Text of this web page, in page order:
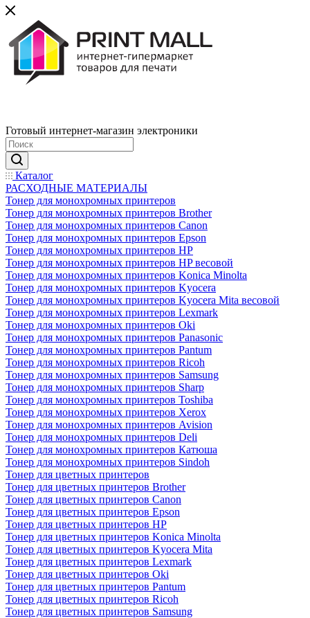
Готовый интернет-магазин электроники
Каталог
РАСХОДНЫЕ МАТЕРИАЛЫ
Тонер для монохромных принтеров
Тонер для монохромных принтеров Brother
Тонер для монохромных принтеров Canon
Тонер для монохромных принтеров Epson
Тонер для монохромных принтеров HP
Тонер для монохромных принтеров HP весовой
Тонер для монохромных принтеров Konica Minolta
Тонер для монохромных принтеров Kyocera
Тонер для монохромных принтеров Kyocera Mita весовой
Тонер для монохромных принтеров Lexmark
Тонер для монохромных принтеров Oki
Тонер для монохромных принтеров Panasonic
Тонер для монохромных принтеров Pantum
Тонер для монохромных принтеров Ricoh
Тонер для монохромных принтеров Samsung
Тонер для монохромных принтеров Sharp
Тонер для монохромных принтеров Toshiba
Тонер для монохромных принтеров Xerox
Тонер для монохромных принтеров Avision
Тонер для монохромных принтеров Deli
Тонер для монохромных принтеров Катюша
Тонер для монохромных принтеров Sindoh
Тонер для цветных принтеров
Тонер для цветных принтеров Brother
Тонер для цветных принтеров Canon
Тонер для цветных принтеров Epson
Тонер для цветных принтеров HP
Тонер для цветных принтеров Konica Minolta
Тонер для цветных принтеров Kyocera Mita
Тонер для цветных принтеров Lexmark
Тонер для цветных принтеров Oki
Тонер для цветных принтеров Pantum
Тонер для цветных принтеров Ricoh
Тонер для цветных принтеров Samsung